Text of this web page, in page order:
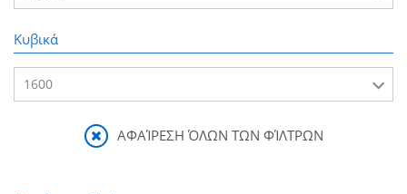
Βενζίνη
Κυβικά
1600
ΑΦΑΊΡΕΣΗ ΌΛΩΝ ΤΩΝ ΦΊΛΤΡΩΝ